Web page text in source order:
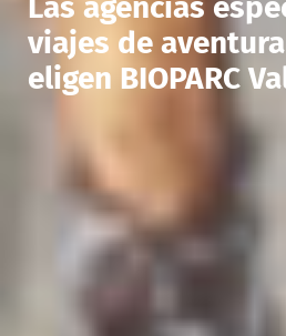
Las agencias
viajes de
eligen BIOPARC